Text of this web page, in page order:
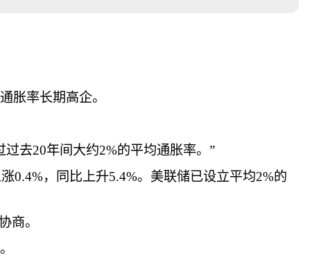
胀率长期高企。
去20年间大约2%的平均通胀率。”
0.4%，同比上升5.4%。美联储已设立平均2%的
商。